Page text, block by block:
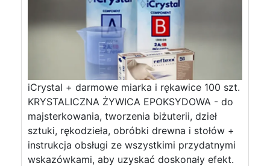
iCrystal + darmowe miarka i rękawice 100 szt.
KRYSTALICZNA ŻYWICA EPOKSYDOWA - do
majsterkowania, tworzenia biżuterii, dzieł
sztuki, rękodzieła, obróbki drewna i stołów +
instrukcja obsługi ze wszystkimi przydatnymi
wskazówkami, aby uzyskać doskonały efekt.